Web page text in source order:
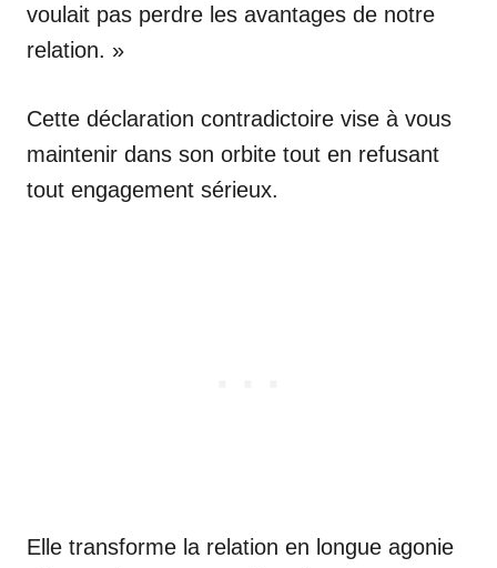
voulait pas perdre les avantages de notre
relation. »
Cette déclaration contradictoire vise à vous
maintenir dans son orbite tout en refusant
tout engagement sérieux.
Elle transforme la relation en longue agonie